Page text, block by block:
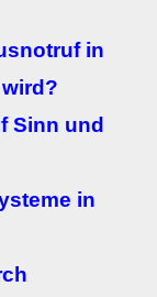
in
Sinn und
in